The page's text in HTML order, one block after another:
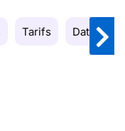
Tarifs Date de